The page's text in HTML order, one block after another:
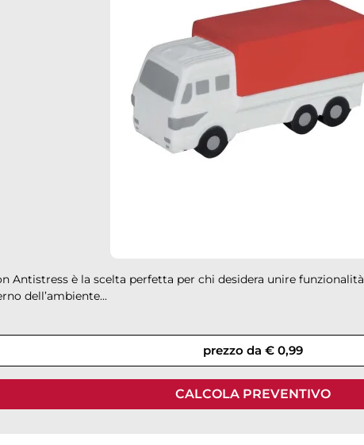
Antistress è la scelta perfetta per chi desidera unire
dell’ambiente...
prezzo da € 0,99
CALCOLA PREVENTIVO